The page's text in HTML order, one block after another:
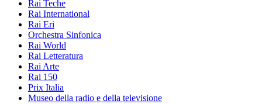
Rai Teche
Rai International
Rai Eri
Orchestra Sinfonica
Rai World
Rai Letteratura
Rai Arte
Rai 150
Prix Italia
Museo della radio e della televisione